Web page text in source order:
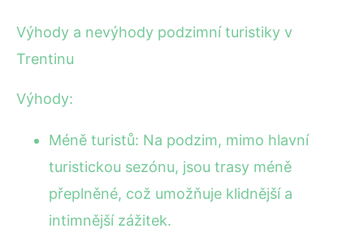
Výhody a nevýhody podzimní turistiky v
Trentinu
Výhody:
Méně turistů: Na podzim, mimo hlavní
turistickou sezónu, jsou trasy méně
přeplněné, což umožňuje klidnější a
intimnější zážitek.